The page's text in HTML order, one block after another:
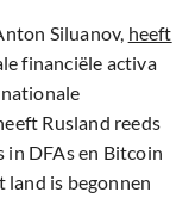
Siluanov, heeft
financiële activa
Rusland reeds
in DFAs en Bitcoin
land is begonnen